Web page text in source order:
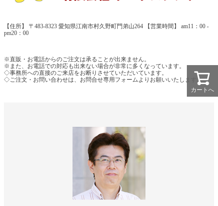
【住所】 〒483-8323 愛知県江南市村久野町門弟山264 【営業時間】 am11：00 -
pm20：00
※直販・お電話からのご注文は承ることが出来ません。
※また、お電話での対応も出来ない場合が非常に多くなっています。
◇事務所への直接のご来店をお断りさせていただいています。
◇ご注文・お問い合わせは、お問合せ専用フォームよりお願いいたします。
カートへ